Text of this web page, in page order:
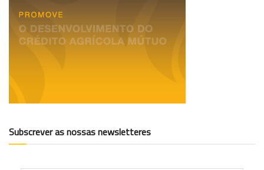
Subscrever as nossas newsletteres